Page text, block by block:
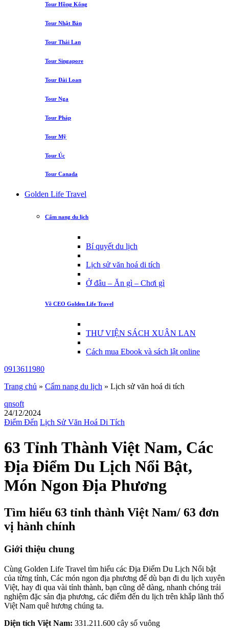
Tour Hồng Kông
Tour Nhật Bản
Tour Thái Lan
Tour Singapore
Tour Đài Loan
Tour Nga
Tour Pháp
Tour Mỹ
Tour Úc
Tour Canada
Golden Life Travel
Cẩm nang du lịch
Bí quyết du lịch
Lịch sử văn hoá di tích
Ở đâu – Ăn gì – Chơi gì
Về CEO Golden Life Travel
THƯ VIỆN SÁCH XUÂN LAN
Cách mua Ebook và sách lật online
0913611980
Trang chủ » Cẩm nang du lịch » Lịch sử văn hoá di tích
qnsoft
24/12/2024
Điểm Đến Lịch Sử Văn Hoá Di Tích
63 Tỉnh Thành Việt Nam, Các
Địa Điểm Du Lịch Nổi Bật,
Món Ngon Địa Phương
Tìm hiểu 63 tỉnh thành Việt Nam/ 63 đơn
vị hành chính
Giới thiệu chung
Cùng Golden Life Travel tìm hiểu các Địa Điểm Du Lịch Nổi bật
của từng tỉnh, Các món ngon địa phương để dù bạn đi du lịch xuyên
Việt, hay đi qua vài tỉnh thành, bạn cũng dễ dàng, nhanh chóng trải
nghiệm đặc sản địa phương, các điểm đến du lịch trên khắp lãnh thổ
Việt Nam quê hương chúng ta.
Diện tích Việt Nam: 331.211.600 cây số vuông